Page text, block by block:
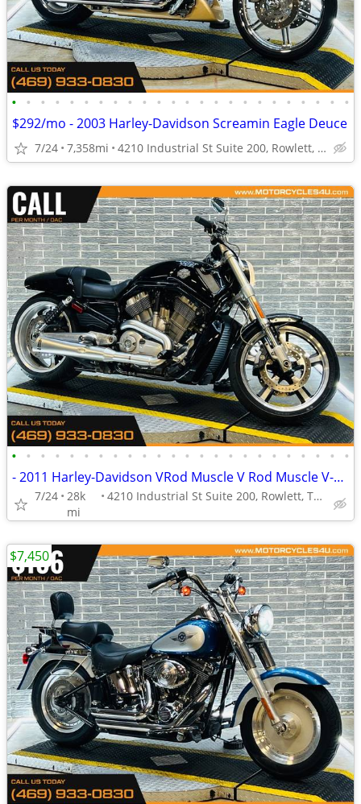
• • • • • • • • • • • • • • • • • • • • • • • •
$292/mo - 2003 Harley-Davidson Screamin Eagle Deuce
7/24 7,358mi 4210 Industrial St Suite 200, Rowlett, TX 75088
• • • • • • • • • • • • • • • • • • • • • • • •
- 2011 Harley-Davidson VRod Muscle V Rod Muscle V-Rod Muscle
7/24 28k
mi
4210 Industrial St Suite 200, Rowlett, TX 75088
$7,450